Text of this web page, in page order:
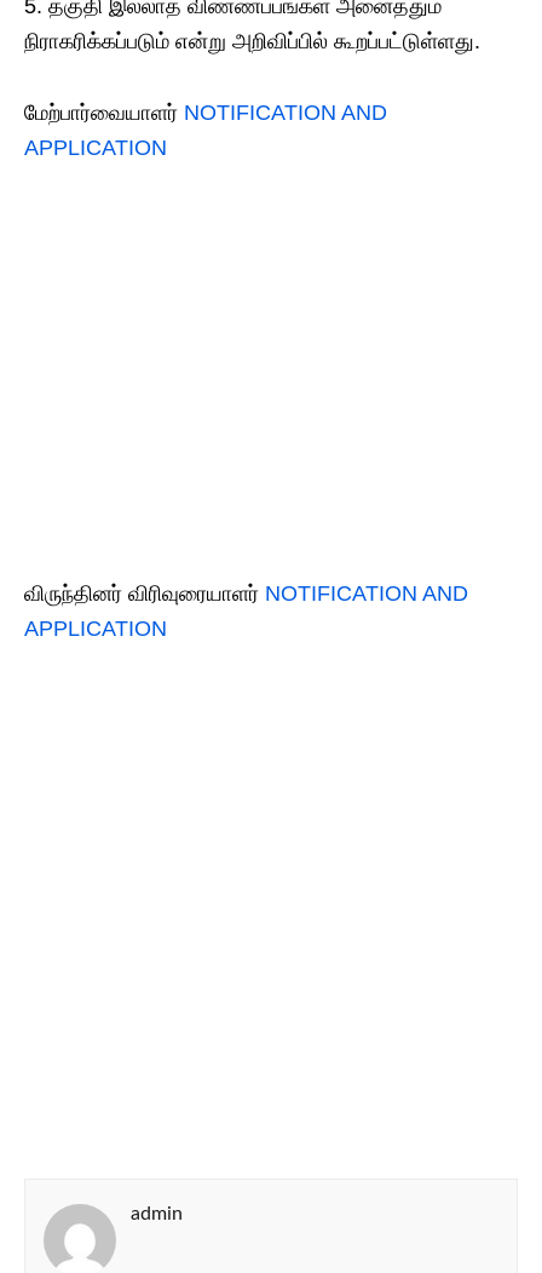
5. தகுதி இல்லாத விண்ணப்பங்கள் அனைத்தும்
நிராகரிக்கப்படும் என்று அறிவிப்பில் கூறப்பட்டுள்ளது.
மேற்பார்வையாளர் NOTIFICATION AND
APPLICATION
விருந்தினர் விரிவுரையாளர் NOTIFICATION AND
APPLICATION
admin